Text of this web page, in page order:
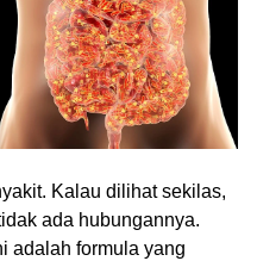
Kalau dilihat sekilas,
ada hubungannya.
adalah formula yang